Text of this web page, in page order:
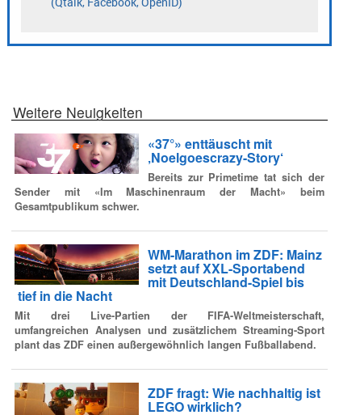
Weitere Neuigkeiten
«37°» enttäuscht mit
‚Noelgoescrazy-Story‘
Bereits zur Primetime tat sich der
Sender mit «Im Maschinenraum der Macht» beim
Gesamtpublikum schwer.
WM-Marathon im ZDF: Mainz
setzt auf XXL-Sportabend
mit Deutschland-Spiel bis
tief in die Nacht
Mit drei Live-Partien der FIFA-Weltmeisterschaft,
umfangreichen Analysen und zusätzlichem Streaming-Sport
plant das ZDF einen außergewöhnlich langen Fußballabend.
ZDF fragt: Wie nachhaltig ist
LEGO wirklich?